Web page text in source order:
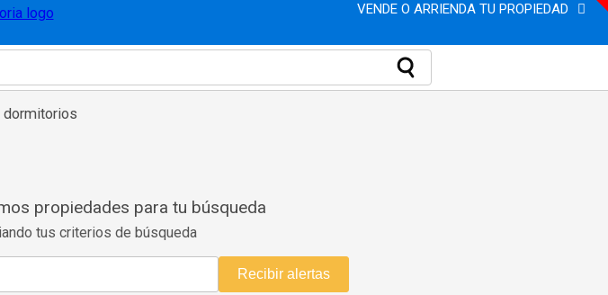
VENDE O ARRIENDA TU PROPIEDAD
dormitorios
propiedades para tu búsqueda
tus criterios de búsqueda
Recibir alertas